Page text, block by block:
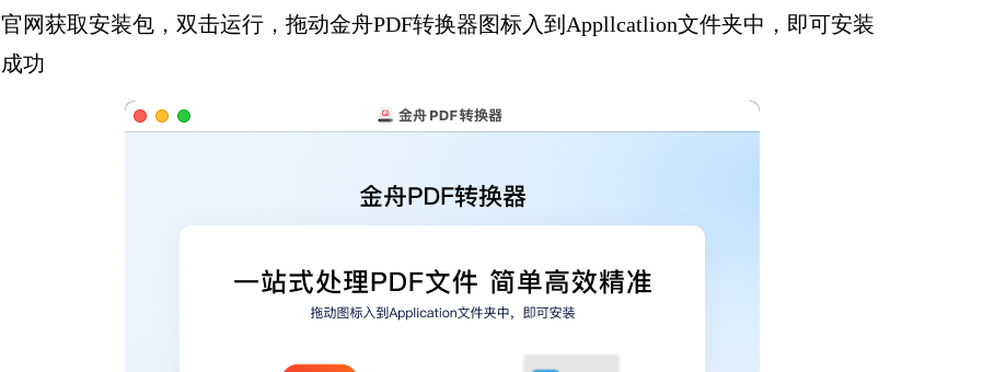
官网获取安装包，双击运行，拖动金舟PDF转换器图标入到Appllcatlion文件夹中，即可安装
成功